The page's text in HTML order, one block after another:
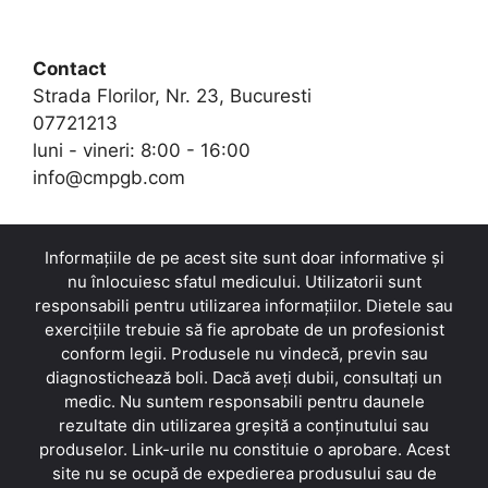
Contact
Strada Florilor, Nr. 23, Bucuresti
07721213
luni - vineri: 8:00 - 16:00
info@cmpgb.com
Informațiile de pe acest site sunt doar informative și
nu înlocuiesc sfatul medicului. Utilizatorii sunt
responsabili pentru utilizarea informațiilor. Dietele sau
exercițiile trebuie să fie aprobate de un profesionist
conform legii. Produsele nu vindecă, previn sau
diagnostichează boli. Dacă aveți dubii, consultați un
medic. Nu suntem responsabili pentru daunele
rezultate din utilizarea greșită a conținutului sau
produselor. Link-urile nu constituie o aprobare. Acest
site nu se ocupă de expedierea produsului sau de